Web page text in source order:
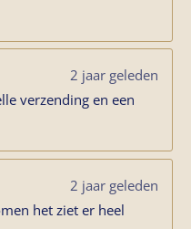
2 jaar geleden
verzending en een
2 jaar geleden
het ziet er heel